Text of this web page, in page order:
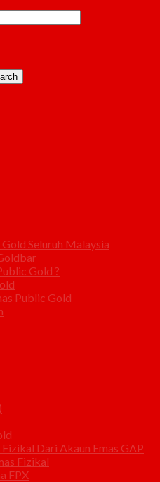
Seluruh Malaysia
Gold ?
Public Gold
Dari Akaun Emas GAP
Fizikal
FPX